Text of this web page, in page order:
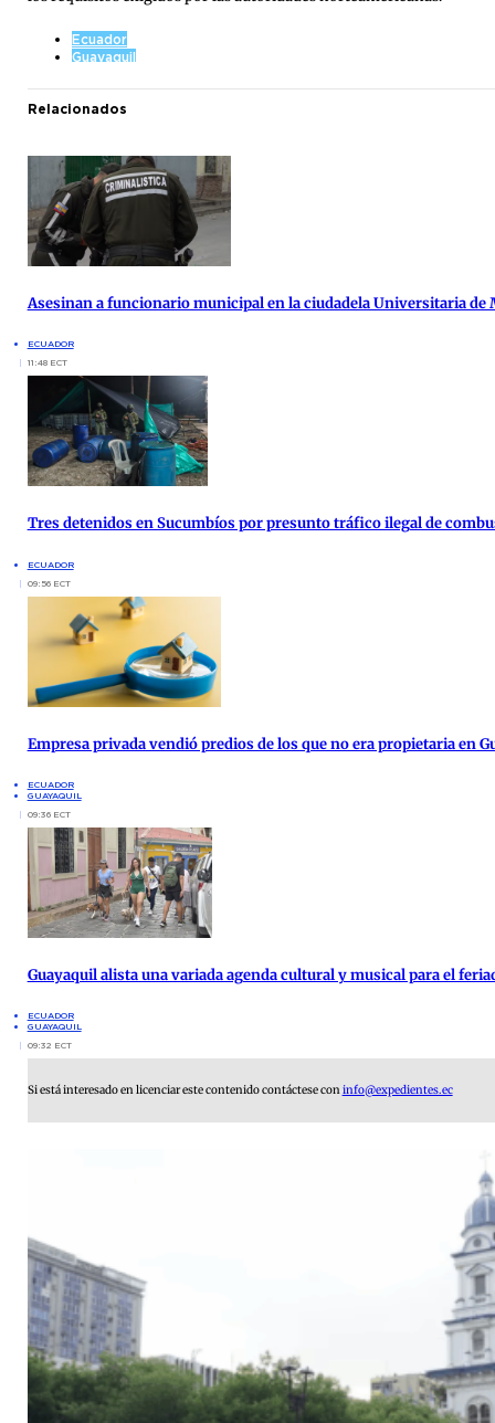
Ecuador
Guayaquil
Relacionados
Asesinan a funcionario municipal en la ciudadela Universitaria de
ECUADOR
11:48 ECT
Tres detenidos en Sucumbíos por presunto tráfico ilegal de
ECUADOR
09:56 ECT
Empresa privada vendió predios de los que no era propietaria en
ECUADOR
GUAYAQUIL
09:36 ECT
Guayaquil alista una variada agenda cultural y musical para el
ECUADOR
GUAYAQUIL
09:32 ECT
Si está interesado en licenciar este contenido contáctese coninfo@expedientes.ec